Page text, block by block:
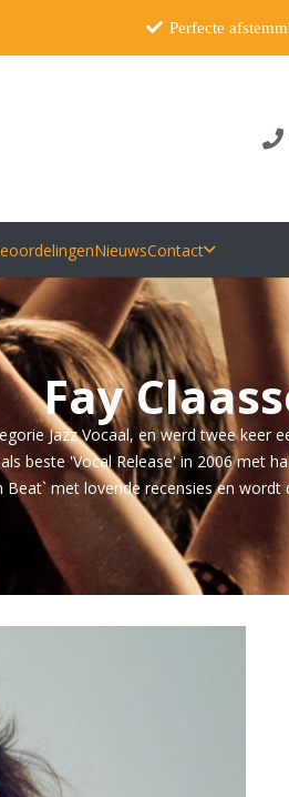
Perfecte
NieuwsContact
Fay
Jazz Vocaal, en werd twee
beste 'Vocal Release' in 2006 met
Beat` met lovende recensies en